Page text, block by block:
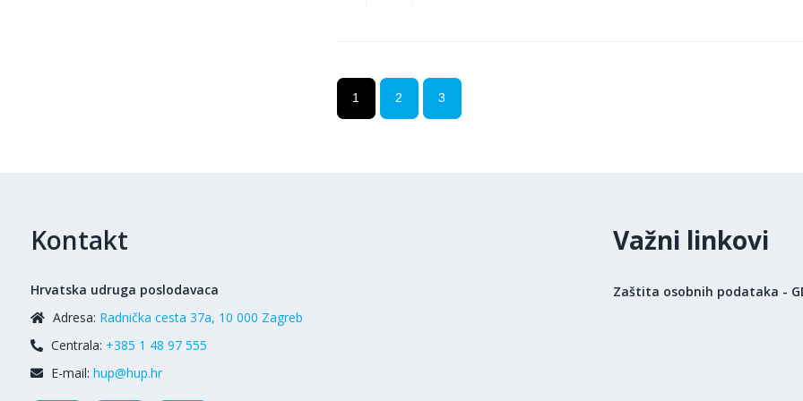
1 2 3
Kontakt
Hrvatska udruga poslodavaca
Adresa: Radnička cesta 37a, 10 000 Zagreb
Centrala: +385 1 48 97 555
E-mail: hup@hup.hr
Važni linkovi
Zaštita osobnih podataka -